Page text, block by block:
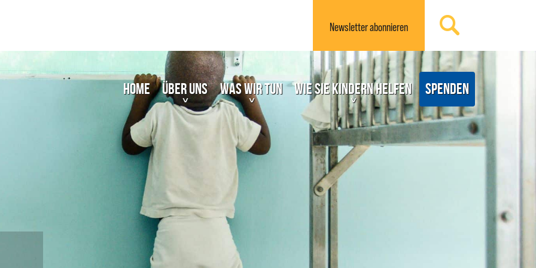
Newsletterabonnieren
Home Über uns Was wir tun Wie Sie Kindern helfen Spenden